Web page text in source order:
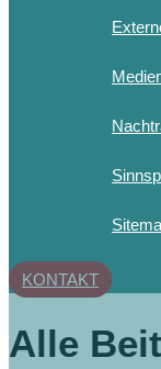
KONTAKT
Alle